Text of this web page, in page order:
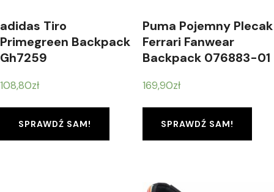
adidas Tiro
Primegreen Backpack
Gh7259
108,80zł
SPRAWDŹ SAM!
Puma Pojemny Plecak
Ferrari Fanwear
Backpack 076883-01
169,90zł
SPRAWDŹ SAM!